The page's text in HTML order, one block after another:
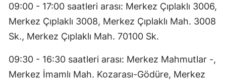
09:00 - 17:00 saatleri arası: Merkez Çıplaklı 3006,
Merkez Çıplaklı 3008, Merkez Çıplaklı Mah. 3008
Sk., Merkez Çıplaklı Mah. 70100 Sk.
09:30 - 16:30 saatleri arası: Merkez Mahmutlar -,
Merkez İmamlı Mah. Kozarası-Gödüre, Merkez